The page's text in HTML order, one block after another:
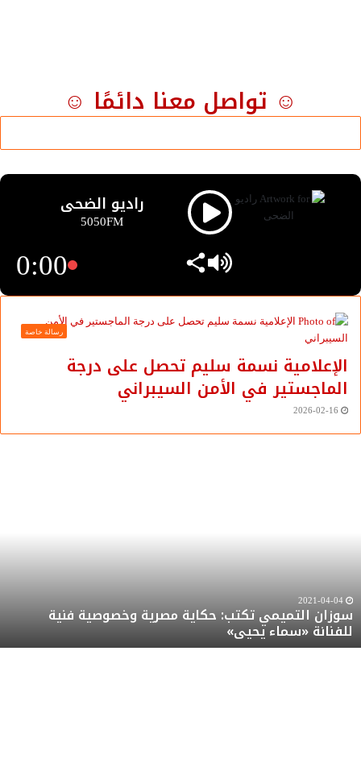
☺ تواصل معنا دائمًا ☺
راديو الضحى
5050FM
0:00
رسالة خاصة
الإعلامية نسمة سليم تحصل على درجة
الماجستير في الأمن السيبراني
2026-02-16
للفنانة
«سماء
يحيى»
2021-04-04
سوزان التميمي تكتب: حكاية مصرية وخصوصية فنية
للفنانة «سماء يحيى»